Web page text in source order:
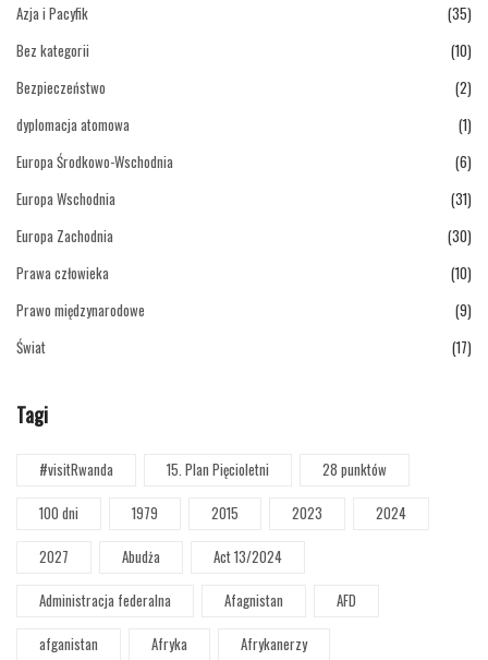
Azja i Pacyfik
(35)
Bez kategorii
(10)
Bezpieczeństwo
(2)
dyplomacja atomowa
(1)
Europa Środkowo-Wschodnia
(6)
Europa Wschodnia
(31)
Europa Zachodnia
(30)
Prawa człowieka
(10)
Prawo międzynarodowe
(9)
Świat
(17)
Tagi
#visitRwanda 15. Plan Pięcioletni
28 punktów
100 dni
1979 2015 2023
2024
2027
Abudża
Act 13/2024
Administracja federalna
Afagnistan
AFD
afganistan
Afryka
Afrykanerzy